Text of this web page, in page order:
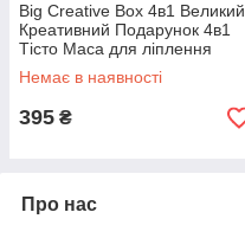
Big Creative Box 4в1 Великий
Креативний Подарунок 4в1
Тісто Маса для ліплення
Пластилін Кінетичний пісок
Немає в наявності
395 ₴
Про нас